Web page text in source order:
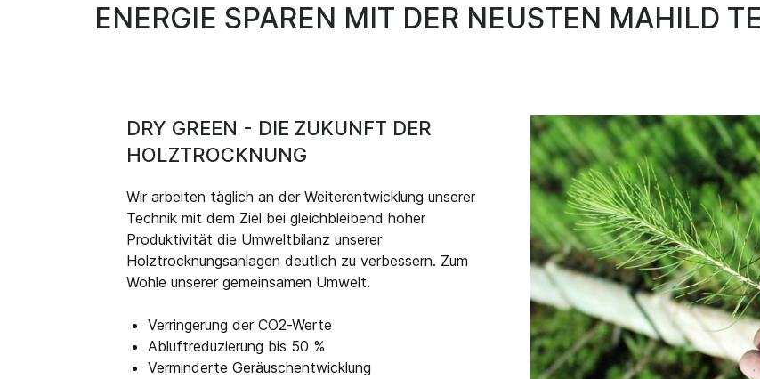
ENERGIE SPAREN MIT DER NEUSTEN MAHILD
DRY GREEN - DIE ZUKUNFT DER
HOLZTROCKNUNG
Wir arbeiten täglich an der Weiterentwicklung unserer
Technik mit dem Ziel bei gleichbleibend hoher
Produktivität die Umweltbilanz unserer
Holztrocknungsanlagen deutlich zu verbessern. Zum
Wohle unserer gemeinsamen Umwelt.
Verringerung der CO2-Werte
Abluftreduzierung bis 50 %
Verminderte Geräuschentwicklung